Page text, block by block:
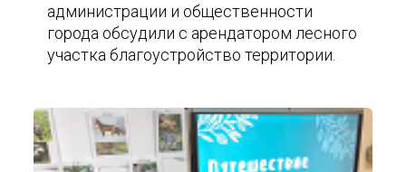
администрации и общественности
города обсудили с арендатором лесного
участка благоустройство территории.